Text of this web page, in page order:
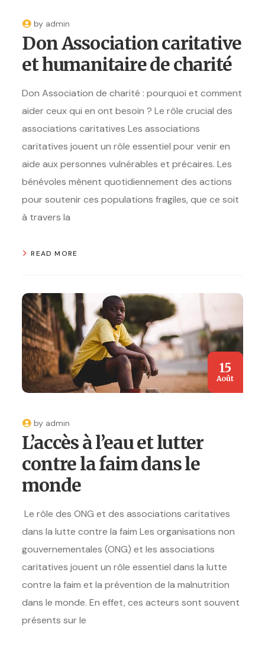
by admin
Don Association caritative
et humanitaire de charité
Don Association de charité : pourquoi et comment
aider ceux qui en ont besoin ? Le rôle crucial des
associations caritatives Les associations
caritatives jouent un rôle essentiel pour venir en
aide aux personnes vulnérables et précaires. Les
bénévoles mènent quotidiennement des actions
pour soutenir ces populations fragiles, que ce soit
à travers la
READ MORE
15
Août
by admin
L’accès à l’eau et lutter
contre la faim dans le
monde
Le rôle des ONG et des associations caritatives
dans la lutte contre la faim Les organisations non
gouvernementales (ONG) et les associations
caritatives jouent un rôle essentiel dans la lutte
contre la faim et la prévention de la malnutrition
dans le monde. En effet, ces acteurs sont souvent
présents sur le